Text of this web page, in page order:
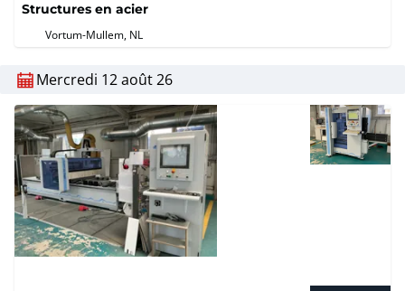
Structures en acier
Vortum-Mullem, NL
Mercredi 12 août 26